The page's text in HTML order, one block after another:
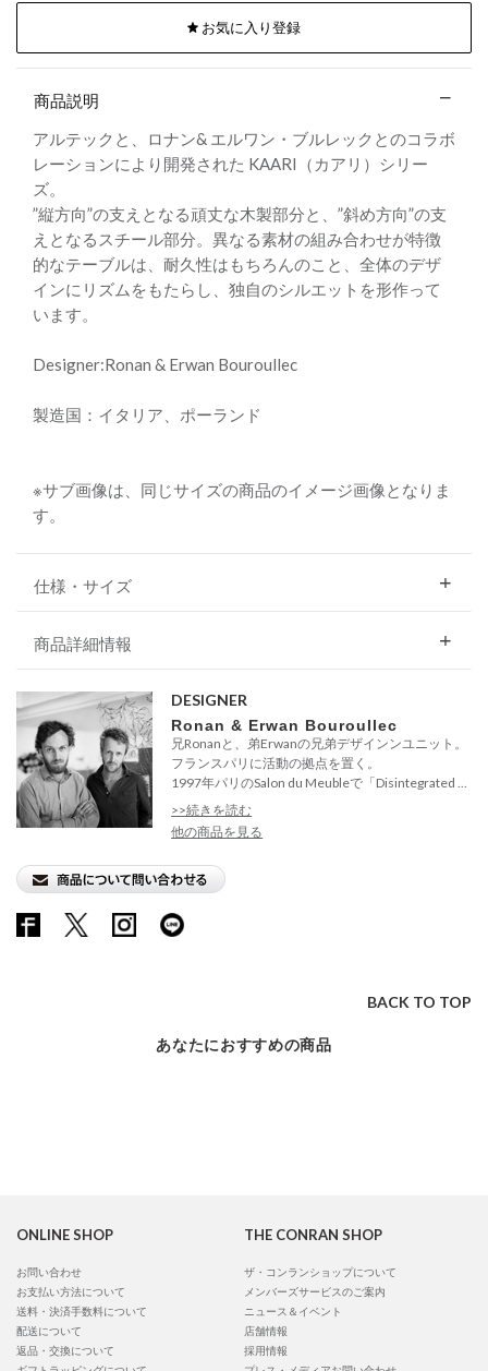
お気に入り登録
商品説明
アルテックと、ロナン& エルワン・ブルレックとのコラボ
レーションにより開発された KAARI（カアリ）シリー
ズ。
”縦方向”の支えとなる頑丈な木製部分と、”斜め方向”の支
えとなるスチール部分。異なる素材の組み合わせが特徴
的なテーブルは、耐久性はもちろんのこと、全体のデザ
インにリズムをもたらし、独自のシルエットを形作って
います。
Designer:Ronan & Erwan Bouroullec
製造国：イタリア、ポーランド
※サブ画像は、同じサイズの商品のイメージ画像となりま
す。
仕様・サイズ
商品詳細情報
DESIGNER
Ronan & Erwan Bouroullec
兄Ronanと、弟Erwanの兄弟デザインンユニット。
フランスパリに活動の拠点を置く。
1997年パリのSalon du Meubleで「Disintegrated ...
>>続きを読む
他の商品を見る
BACK TO TOP
あなたにおすすめの商品
ONLINE SHOP
お問い合わせ
お支払い方法について
送料・決済手数料について
配送について
返品・交換について
THE CONRAN SHOP
ザ・コンランショップについて
メンバーズサービスのご案内
ニュース＆イベント
店舗情報
採用情報